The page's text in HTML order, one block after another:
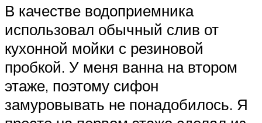
В качестве водоприемника
использовал обычный слив от
кухонной мойки с резиновой
пробкой. У меня ванна на втором
этаже, поэтому сифон
замуровывать не понадобилось. Я